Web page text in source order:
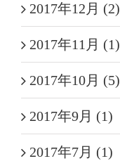
2017年12月 (2)
2017年11月 (1)
2017年10月 (5)
2017年9月 (1)
2017年7月 (1)